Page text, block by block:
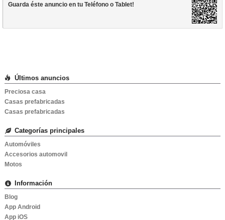
Guarda éste anuncio en tu Teléfono o Tablet!
Últimos anuncios
Preciosa casa
Casas prefabricadas
Casas prefabricadas
Categorías principales
Automóviles
Accesorios automovil
Motos
Información
Blog
App Android
App iOS